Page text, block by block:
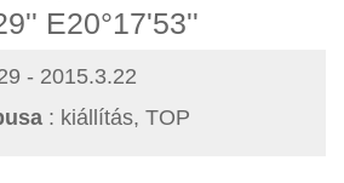
E20°17'53''
- 2015.3.22
: kiállítás, TOP